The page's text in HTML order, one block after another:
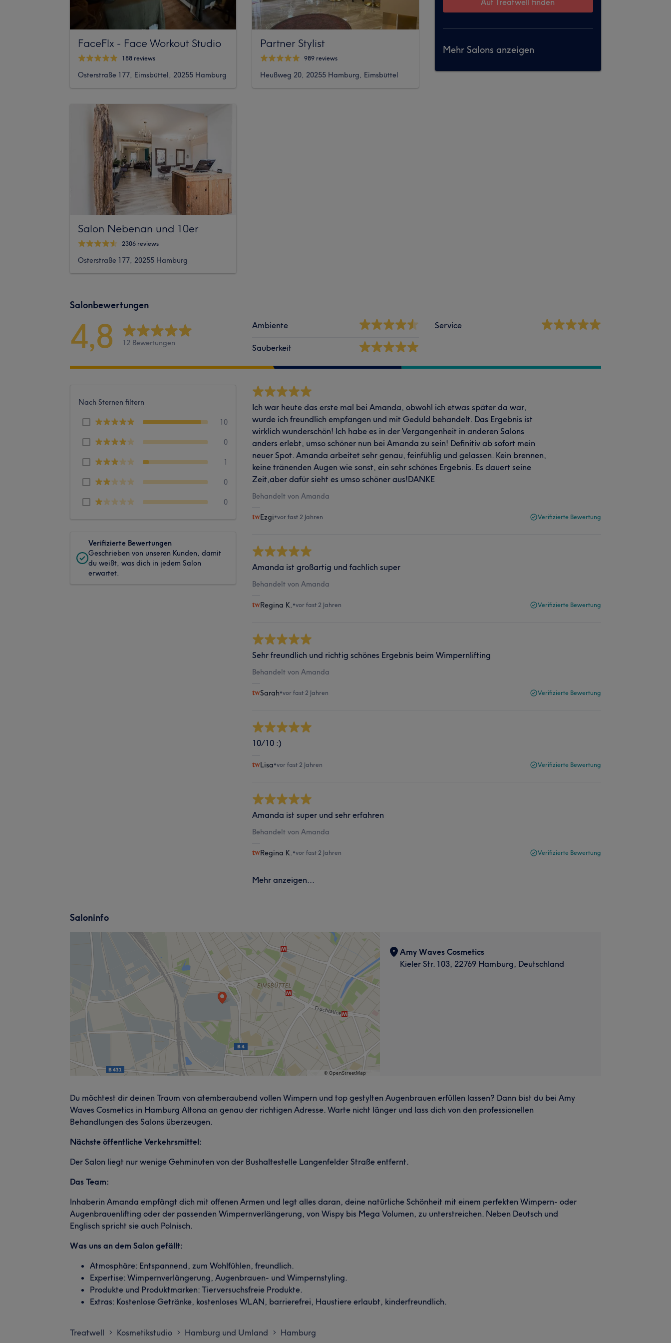
FaceFlx - Face Workout Studio
188 reviews
Osterstraße 177, Eimsbüttel, 20255 Hamburg
Salon Nebenan und 10er
2306 reviews
Osterstraße 177, 20255 Hamburg
Partner Stylist
989 reviews
Heußweg 20, 20255 Hamburg, Eimsbüttel
Mehr Salons anzeigen
Salonbewertungen
4,8 12 Bewertungen
Ambiente
Sauberkeit
Service
Nach Sternen filtern
10
0
1
0
0
Verifizierte Bewertungen
Geschrieben von unseren Kunden, damit
du weißt, was dich in jedem Salon
erwartet.
Ich war heute das erste mal bei Amanda, obwohl ich etwas später da war,
wurde ich freundlich empfangen und mit Geduld behandelt. Das Ergebnis ist
wirklich wunderschön! Ich habe es in der Vergangenheit in anderen Salons
anders erlebt, umso schöner nun bei Amanda zu sein! Definitiv ab sofort mein
neuer Spot. Amanda arbeitet sehr genau, feinfühlig und gelassen. Kein brennen,
keine tränenden Augen wie sonst, ein sehr schönes Ergebnis. Es dauert seine
Zeit,aber dafür sieht es umso schöner aus!DANKE
Behandelt von Amanda
Ezgi•vor fast 2 Jahren Verifizierte Bewertung
Amanda ist großartig und fachlich super
Behandelt von Amanda
Regina K. •vor fast 2 Jahren Verifizierte Bewertung
Sehr freundlich und richtig schönes Ergebnis beim Wimpernlifting
Behandelt von Amanda
Sarah•vor fast 2 Jahren Verifizierte Bewertung
10/10 :)
Lisa•vor fast 2 Jahren Verifizierte Bewertung
Amanda ist super und sehr erfahren
Behandelt von Amanda
Regina K. •vor fast 2 Jahren Verifizierte Bewertung
Mehr anzeigen...
Saloninfo
Amy Waves Cosmetics
Kieler Str. 103, 22769 Hamburg, Deutschland
Du möchtest dir deinen Traum von atemberaubend vollen Wimpern und top gestylten Augenbrauen erfüllen lassen? Dann bist du bei Amy
Waves Cosmetics in Hamburg Altona an genau der richtigen Adresse. Warte nicht länger und lass dich von den professionellen
Behandlungen des Salons überzeugen.
Nächste öffentliche Verkehrsmittel:
Der Salon liegt nur wenige Gehminuten von der Bushaltestelle Langenfelder Straße entfernt.
Das Team:
Inhaberin Amanda empfängt dich mit offenen Armen und legt alles daran, deine natürliche Schönheit mit einem perfekten Wimpern- oder
Augenbrauenlifting oder der passenden Wimpernverlängerung, von Wispy bis Mega Volumen, zu unterstreichen. Neben Deutsch und
Englisch spricht sie auch Polnisch.
Was uns an dem Salon gefällt:
Atmosphäre: Entspannend, zum Wohlfühlen, freundlich.
Expertise: Wimpernverlängerung, Augenbrauen- und Wimpernstyling.
Produkte und Produktmarken: Tierversuchsfreie Produkte.
Extras: Kostenlose Getränke, kostenloses WLAN, barrierefrei, Haustiere erlaubt, kinderfreundlich.
Treatwell > Kosmetikstudio > Hamburg und Umland > Hamburg